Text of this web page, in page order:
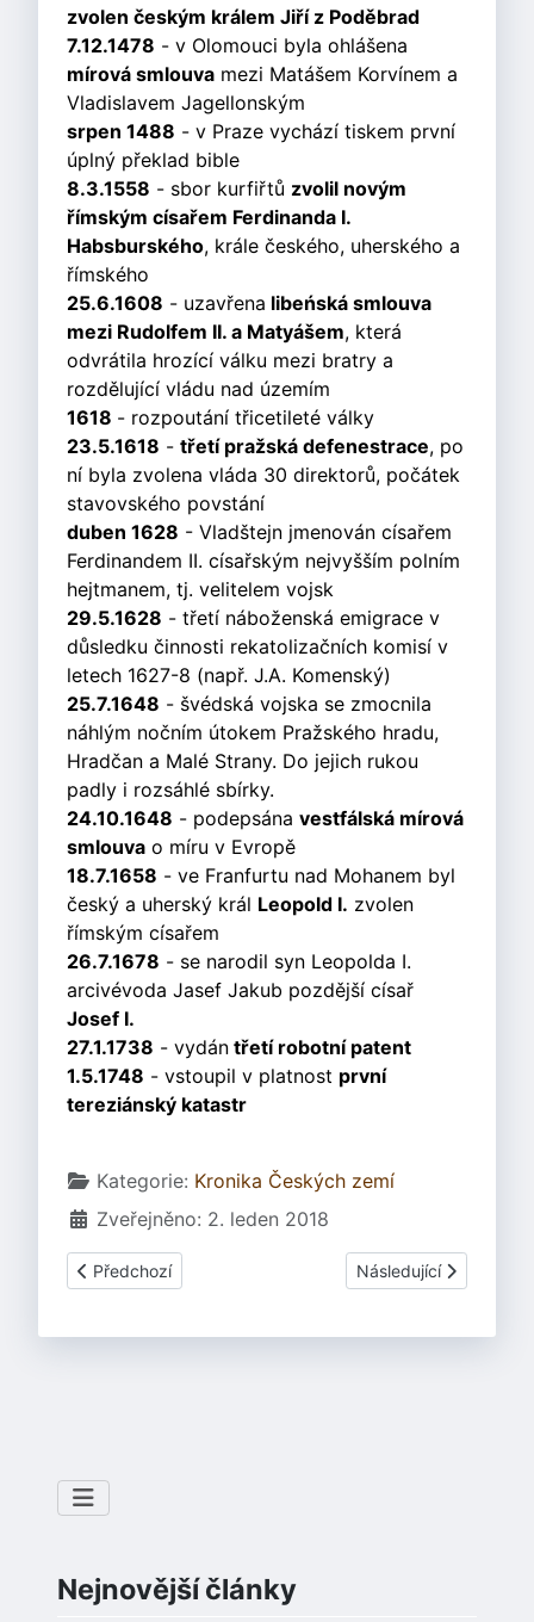
zvolen českým králem Jiří z Poděbrad
7.12.1478 - v Olomouci byla ohlášena
mírová smlouva mezi Matášem Korvínem a
Vladislavem Jagellonským
srpen 1488 - v Praze vychází tiskem první
úplný překlad bible
8.3.1558 - sbor kurfiřtů zvolil novým
římským císařem Ferdinanda I.
Habsburského, krále českého, uherského a
římského
25.6.1608 - uzavřena libeńská smlouva
mezi Rudolfem II. a Matyášem, která
odvrátila hrozící válku mezi bratry a
rozdělující vládu nad územím
1618 - rozpoutání třicetileté války
23.5.1618 - třetí pražská defenestrace, po
ní byla zvolena vláda 30 direktorů, počátek
stavovského povstání
duben 1628 - Vladštejn jmenován císařem
Ferdinandem II. císařským nejvyšším polním
hejtmanem, tj. velitelem vojsk
29.5.1628 - třetí náboženská emigrace v
důsledku činnosti rekatolizačních komisí v
letech 1627-8 (např. J.A. Komenský)
25.7.1648 - švédská vojska se zmocnila
náhlým nočním útokem Pražského hradu,
Hradčan a Malé Strany. Do jejich rukou
padly i rozsáhlé sbírky.
24.10.1648 - podepsána vestfálská mírová
smlouva o míru v Evropě
18.7.1658 - ve Franfurtu nad Mohanem byl
český a uherský král Leopold I. zvolen
římským císařem
26.7.1678 - se narodil syn Leopolda I.
arcivévoda Jasef Jakub pozdější císař
Josef I.
27.1.1738 - vydán třetí robotní patent
1.5.1748 - vstoupil v platnost první
tereziánský katastr
Základní údaje
Kategorie: Kronika Českých zemí
Zveřejněno: 2. leden 2018
Předchozí článek: 1158 Vladislav II. jmenován králem
Předchozí Další článek: 1517
Následující
Nejnovější články